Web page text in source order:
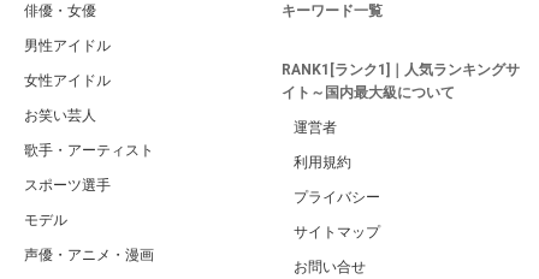
俳優・女優
男性アイドル
女性アイドル
お笑い芸人
歌手・アーティスト
スポーツ選手
モデル
声優・アニメ・漫画
キーワード一覧
RANK1[ランク1]｜人気ランキングサ
イト～国内最大級について
運営者
利用規約
プライバシー
サイトマップ
お問い合せ